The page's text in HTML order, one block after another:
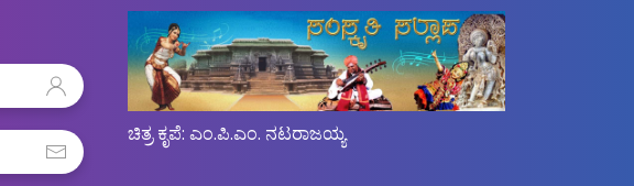
ಚಿತ್ರ ಕೃಪೆ: ಎಂ.ಪಿ.ಎಂ. ನಟರಾಜಯ್ಯ